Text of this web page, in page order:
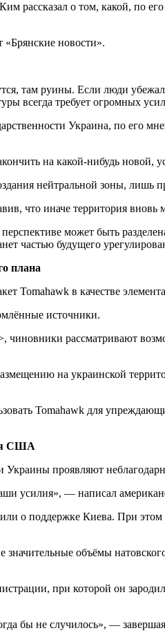
рассказал о том, какой, по
новости».
там руины. Если люди
всегда требует огромных
Украина, по его
на какой-нибудь
нейтральной зоны, лишь
что иначе территория
может быть
частью будущего
плана
в качестве
источники.
рассматривают
на украинской
Tomahawk для
США
проявляют
усилия», — написал
о поддержке Киева. При
объёмы
при которой он
бы не случилось», —